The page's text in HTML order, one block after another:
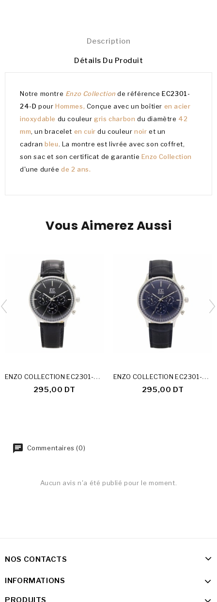
Description
Détails Du Produit
Notre montre Enzo Collectionde référenceEC2301-
24-D pourHommes, Conçue avec un boîtier en acier
inoxydable du couleurgris charbondu diamètre 42
mm, un bracelet en cuirdu couleurnoiret un
cadran bleu. La montre est livrée avec son coffret,
son sac et son certificat de garantie Enzo Collection
d'une duréede 2 ans.
Vous Aimerez Aussi
E
NZO COLLECTION EC2301-24-A
295,00 DT
E
NZO COLLECTION EC2301-24-B
295,00 DT
Commentaires (0)
Aucun avis n'a été publié pour le moment.
NOS CONTACTS
INFORMATIONS
PRODUITS